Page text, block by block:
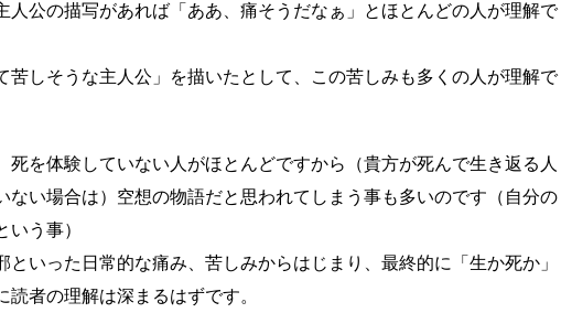
人公の描写があれば「ああ、痛そうだなぁ」とほとんどの人が理解で
苦しそうな主人公」を描いたとして、この苦しみも多くの人が理解で
死を体験していない人がほとんどですから（貴方が死んで生き返る人
ない場合は）空想の物語だと思われてしまう事も多いのです（自分の
う事）
といった日常的な痛み、苦しみからはじまり、最終的に「生か死か」
者の理解は深まるはずです。